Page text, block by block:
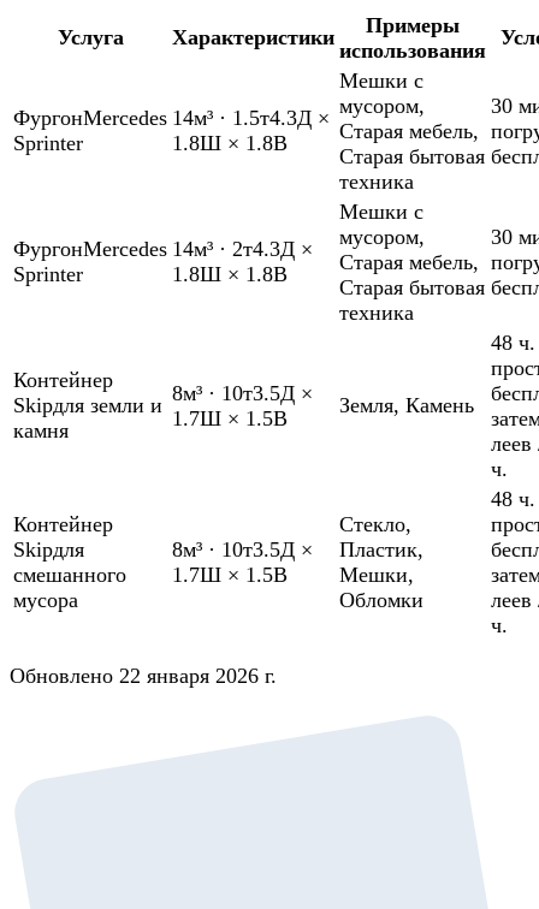
Услуга Характеристики
Примеры
использования
ФургонMercedes
Sprinter
14м³ · 1.5т4.3Д ×
1.8Ш × 1.8В
Мешки с
мусором,
Старая мебель,
Старая бытовая
техника
30
ФургонMercedes
Sprinter
14м³ · 2т4.3Д ×
1.8Ш × 1.8В
Мешки с
мусором,
Старая мебель,
Старая бытовая
техника
30
Контейнер
Skipдля земли и
камня
8м³ · 10т3.5Д ×
1.7Ш × 1.5В
Земля, Камень
48 ч.
леев
ч.
Контейнер
Skipдля
смешанного
мусора
8м³ · 10т3.5Д ×
1.7Ш × 1.5В
Стекло,
Пластик,
Мешки,
Обломки
48 ч.
леев
ч.
Обновлено 22 января 2026 г.